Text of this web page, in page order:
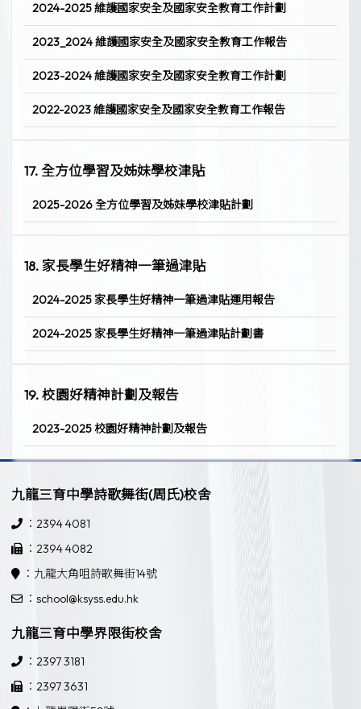
2024-2025 維護國家安全及國家安全教育工作計劃
2023_2024 維護國家安全及國家安全教育工作報告
2023-2024 維護國家安全及國家安全教育工作計劃
2022-2023 維護國家安全及國家安全教育工作報告
17. 全方位學習及姊妹學校津貼
2025-2026 全方位學習及姊妹學校津貼計劃
18. 家長學生好精神一筆過津貼
2024-2025 家長學生好精神一筆過津貼運用報告
2024-2025 家長學生好精神一筆過津貼計劃書
19. 校園好精神計劃及報告
2023-2025 校園好精神計劃及報告
九龍三育中學詩歌舞街(周氏)校舍
：2394 4081
：2394 4082
：九龍大角咀詩歌舞街14號
：school@ksyss.edu.hk
九龍三育中學界限街校舍
：2397 3181
：2397 3631